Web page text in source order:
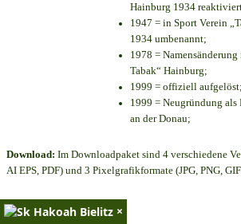
Hainburg 1934
1947 = in Sport Verein
1934 umbenannt;
1978 =
Tabak“ Hainburg;
1999 = offiziell aufgelöst;
1999 = Neugründung
an der Donau;
Download: Im Downloadpaket sind 4 verschiedene
AI EPS, PDF) und 3 Pixelgrafikformate (JPG, PNG,
×